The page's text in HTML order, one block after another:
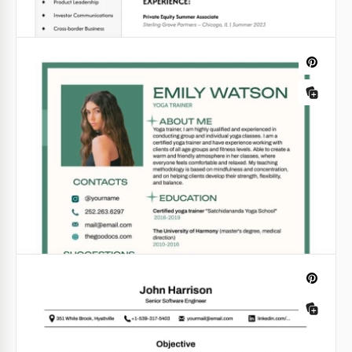
Editierbares & druckbares Schauspiel-
Lebenslaufvorlage
Google Docs